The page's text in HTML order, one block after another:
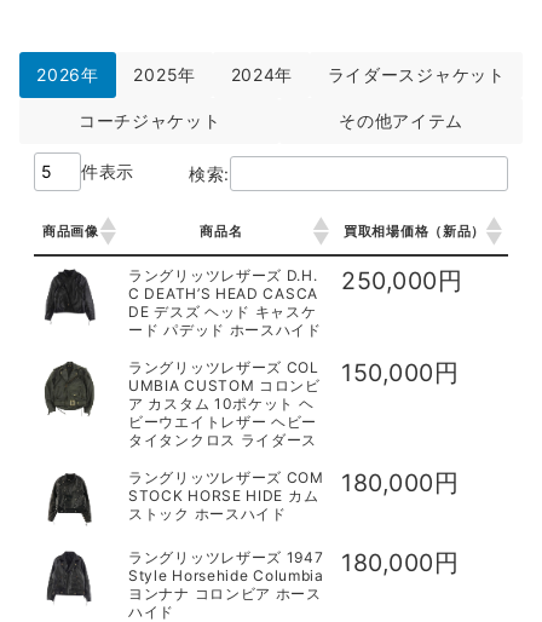
2026年 2025年 2024年 ライダースジャケット
コーチジャケット その他アイテム
件表示 検索:
商品画像 商品名 買取相場価格（新品）
商品画像 商品名 買取相場価格（新品）
ラングリッツレザーズ D.H.
C DEATH’S HEAD CASCA
DE デスズ ヘッド キャスケ
ード パデッド ホースハイド
250,000円
ラングリッツレザーズ COL
UMBIA CUSTOM コロンビ
ア カスタム 10ポケット ヘ
ビーウエイトレザー ヘビー
タイタンクロス ライダース
150,000円
ラングリッツレザーズ COM
STOCK HORSE HIDE カム
ストック ホースハイド
180,000円
ラングリッツレザーズ 1947
Style Horsehide Columbia
ヨンナナ コロンビア ホース
ハイド
180,000円